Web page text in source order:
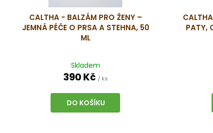
CALTHA - BALZÁM PRO ŽENY –
JEMNÁ PÉČE O PRSA A STEHNA, 50
ML
Skladem
390 Kč / ks
DO KOŠÍKU
PATY,